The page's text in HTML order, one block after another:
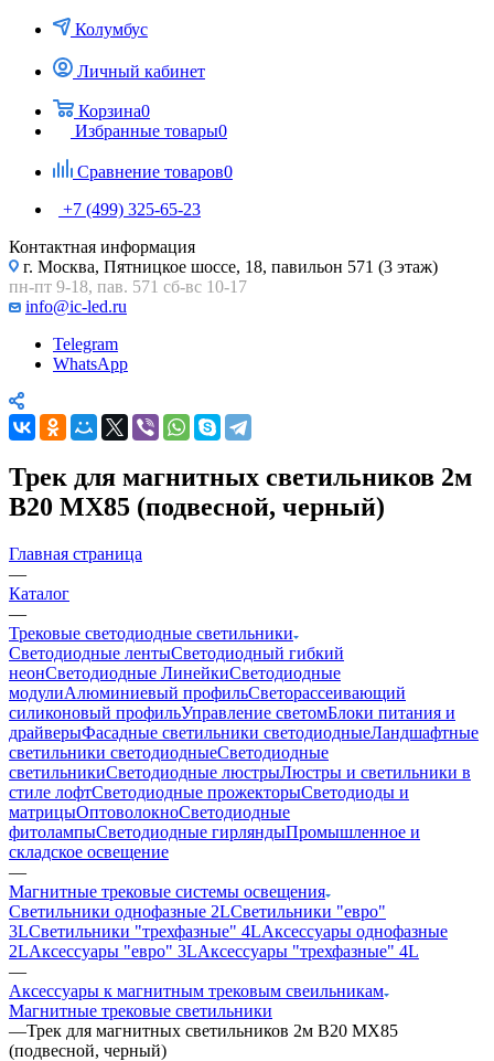
Колумбус
Личный кабинет
Корзина0
Избранные товары0
Сравнение товаров0
+7 (499) 325-65-23
Контактная информация
г. Москва, Пятницкое шоссе, 18, павильон 571 (3 этаж)
пн-пт 9-18, пав. 571 сб-вс 10-17
info@ic-led.ru
Telegram
WhatsApp
Трек для магнитных светильников 2м
B20 MX85 (подвесной, черный)
Главная страница
—
Каталог
—
Трековые светодиодные светильники
Светодиодные лентыСветодиодный гибкий
неонСветодиодные ЛинейкиСветодиодные
модулиАлюминиевый профильСветорассеивающий
силиконовый профильУправление светомБлоки питания и
драйверыФасадные светильники светодиодныеЛандшафтные
светильники светодиодныеСветодиодные
светильникиСветодиодные люстрыЛюстры и светильники в
стиле лофтСветодиодные прожекторыСветодиоды и
матрицыОптоволокноСветодиодные
фитолампыСветодиодные гирляндыПромышленное и
складское освещение
—
Магнитные трековые системы освещения
Светильники однофазные 2LСветильники "евро"
3LСветильники "трехфазные" 4LАксессуары однофазные
2LАксессуары "евро" 3LАксессуары "трехфазные" 4L
—
Аксессуары к магнитным трековым свеильникам
Магнитные трековые светильники
—Трек для магнитных светильников 2м B20 MX85
(подвесной, черный)